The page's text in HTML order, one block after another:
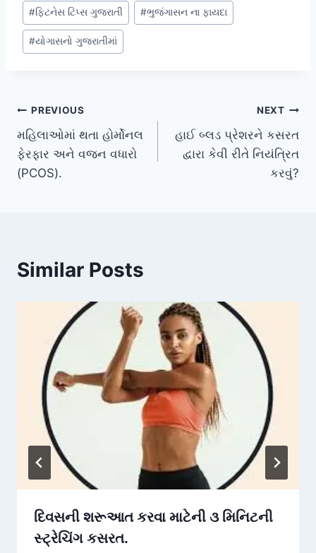
#ફિટનેસ ટિપ્સ ગુજરાતી #ભુજંગાસન ના ફાયદા
#યોગાસનો ગુજરાતીમાં
Post
navigation
PREVIOUS
મહિલાઓમાં થતા હોર્મોનલ
ફેરફાર અને વજન વધારો
(PCOS).
NEXT
હાઈ બ્લડ પ્રેશરને કસરત
દ્વારા કેવી રીતે નિયંત્રિત
કરવું?
Similar Posts
દિવસની શરૂઆત કરવા માટેની ૩ મિનિટની
સ્ટ્રેચિંગ કસરત.